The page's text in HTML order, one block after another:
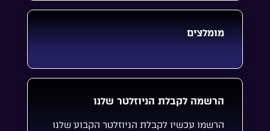
מומלצים
הרשמה לקבלת הניוזלטר שלנו
הרשמו עכשיו לקבלת הניוזלטר הקבוע שלנו